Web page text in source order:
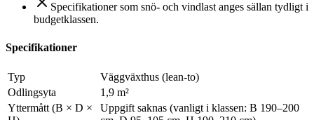
Specifikationer som snö- och vindlast anges sällan tydligt i
budgetklassen.
Specifikationer
Typ
Väggväxthus (lean-to)
Odlingsyta
1,9 m²
Yttermått (B × D ×
Uppgift saknas (vanligt i klassen: B 190–200